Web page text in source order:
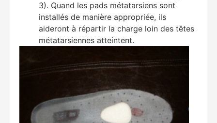
3). Quand les pads métatarsiens sont
installés de manière appropriée, ils
aideront à répartir la charge loin des têtes
métatarsiennes atteintent.